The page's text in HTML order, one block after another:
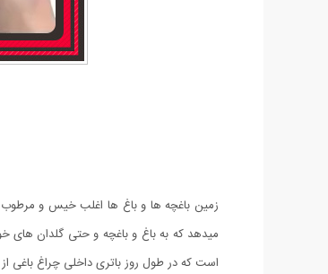
است که در طول روز باتری داخلی چراغ